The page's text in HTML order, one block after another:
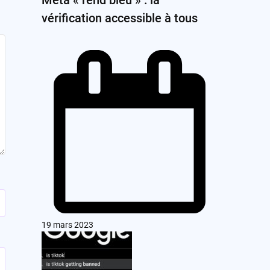
vérification accessible à tous
19 mars 2023